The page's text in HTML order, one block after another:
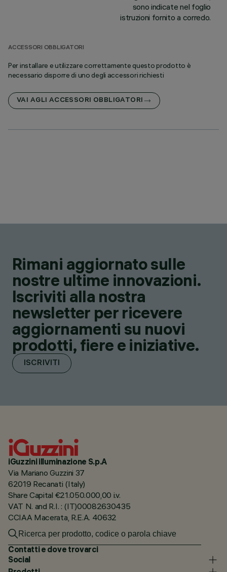
sono indicate nel foglio
istruzioni fornito a corredo.
ACCESSORI OBBLIGATORI
Per installare e utilizzare correttamente questo prodotto è
necessario disporre di uno degli accessori richiesti
VAI AGLI ACCESSORI OBBLIGATORI
Rimani aggiornato sulle
nostre ultime innovazioni.
Iscriviti alla nostra
newsletter per ricevere
aggiornamenti su nuovi
prodotti, fiere e iniziative.
ISCRIVITI
iGuzzini illuminazione S.p.A
Via Mariano Guzzini 37
62019 Recanati (Italy)
Share Capital €21.050.000,00 i.v.
VAT N. and R.I. : (IT)00082630435
CCIAA Macerata, R.E.A. 40632
Contatti e dove trovarci
Social